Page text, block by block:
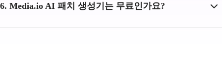
6. Media.io AI 패치 생성기는 무료인가요?